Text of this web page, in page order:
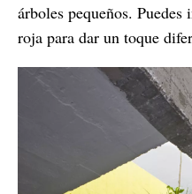
árboles pequeños.
roja para dar un toque